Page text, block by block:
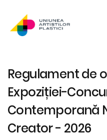
UAP Galerie
Regulament de
Expoziției-
Contemporană
Creator - 2026